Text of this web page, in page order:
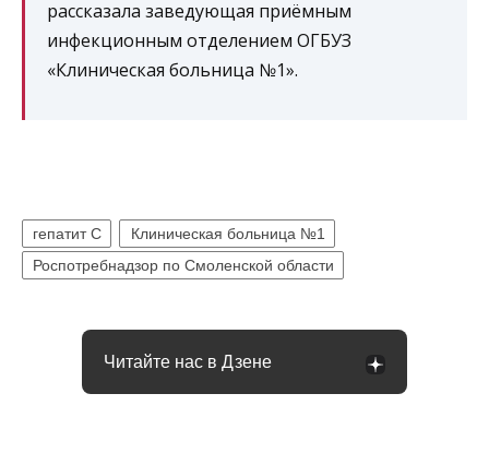
рассказала заведующая приёмным
инфекционным отделением ОГБУЗ
«Клиническая больница №1».
гепатит С
Клиническая больница №1
Роспотребнадзор по Смоленской области
Читайте нас в Дзене